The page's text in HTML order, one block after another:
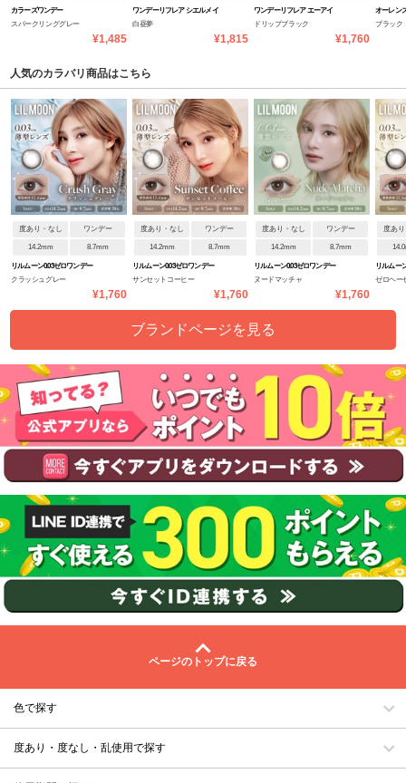
カラーズワンデー
スパークリンググレー
¥1,485
ワンデーリフレア シエルメイ
白昼夢
¥1,815
ワンデーリフレア エーアイ
ドリップブラック
¥1,760
オーレン
ブラック
人気のカラバリ商品はこちら
度あり・なし ワンデー
14.2mm 8.7mm
リルムーン0.03ゼロワンデー
クラッシュグレー
¥1,760
度あり・なし ワンデー
14.2mm 8.7mm
リルムーン0.03ゼロワンデー
サンセットコーヒー
¥1,760
度あり・なし ワンデー
14.2mm 8.7mm
リルムーン0.03ゼロワンデー
ヌードマッチャ
¥1,760
度あ
リルムー
ゼロヘー
ブランドページを見る
ページのトップに戻る
色で探す
度あり・度なし・乱使用で探す